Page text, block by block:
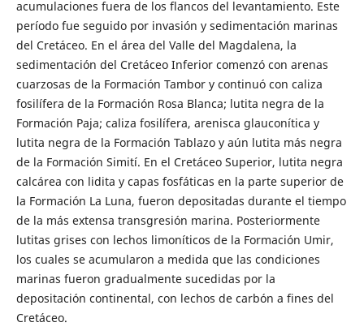
acumulaciones fuera de los flancos del levantamiento. Este
período fue seguido por invasión y sedimentación marinas
del Cretáceo. En el área del Valle del Magdalena, la
sedimentación del Cretáceo Inferior comenzó con arenas
cuarzosas de la Formación Tambor y continuó con caliza
fosilífera de la Formación Rosa Blanca; lutita negra de la
Formación Paja; caliza fosilífera, arenisca glauconítica y
lutita negra de la Formación Tablazo y aún lutita más negra
de la Formación Simití. En el Cretáceo Superior, lutita negra
calcárea con lidita y capas fosfáticas en la parte superior de
la Formación La Luna, fueron depositadas durante el tiempo
de la más extensa transgresión marina. Posteriormente
lutitas grises con lechos limoníticos de la Formación Umir,
los cuales se acumularon a medida que las condiciones
marinas fueron gradualmente sucedidas por la
depositación continental, con lechos de carbón a fines del
Cretáceo.